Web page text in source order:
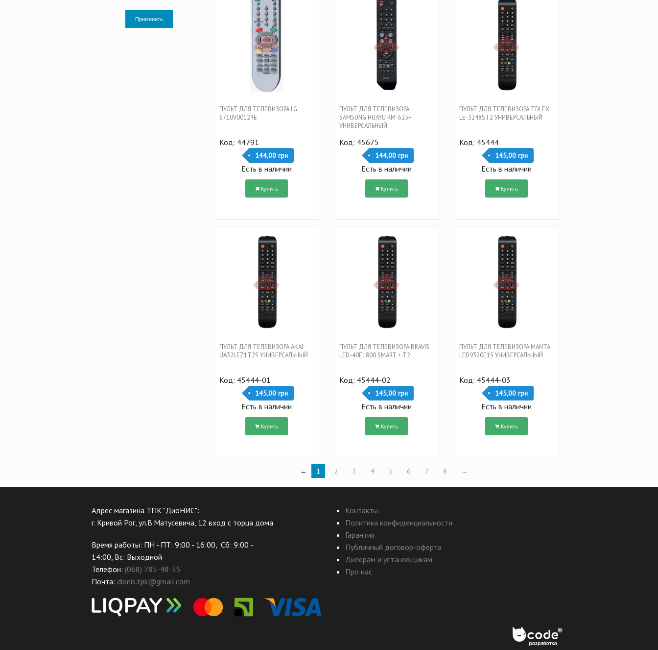
Применить
ПУЛЬТ ДЛЯ ТЕЛЕВИЗОРА LG
6710V00124E
Код: 44791
144,00 грн
Есть в наличии
Купить
ПУЛЬТ ДЛЯ ТЕЛЕВИЗОРА
SAMSUNG HUAYU RM-625F
УНИВЕРСАЛЬНЫЙ
Код: 45675
144,00 грн
Есть в наличии
Купить
ПУЛЬТ ДЛЯ ТЕЛЕВИЗОРА TDLEX
LE-3248ST2 УНИВЕРСАЛЬНЫЙ
Код: 45444
145,00 грн
Есть в наличии
Купить
ПУЛЬТ ДЛЯ ТЕЛЕВИЗОРА AKAI
UA32LEZ1T2S УНИВЕРСАЛЬНЫЙ
Код: 45444-01
145,00 грн
Есть в наличии
Купить
ПУЛЬТ ДЛЯ ТЕЛЕВИЗОРА BRAVIS
LED-40E1800 SMART + T2
Код: 45444-02
145,00 грн
Есть в наличии
Купить
ПУЛЬТ ДЛЯ ТЕЛЕВИЗОРА MANTA
LED9320E1S УНИВЕРСАЛЬНЫЙ
Код: 45444-03
145,00 грн
Есть в наличии
Купить
← 1 2 3 4 5 6 7 8 →
Адрес магазина ТПК "ДиоНИС":
г. Кривой Рог, ул.В.Матусевича, 12 вход с торца дома
Время работы: ПН - ПТ: 9:00 - 16:00, Сб: 9:00 -
14:00, Вс: Выходной
Телефон: (068) 785-48-55
Почта: dionis.tpk@gmail.com
Контакты
Политика конфиденциальности
Гарантия
Публичный договор-оферта
Дилерам и установщикам
Про нас